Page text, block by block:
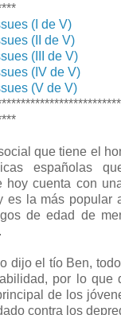
(I de V)
(II de V)
(III de V)
(IV de V)
(V de V)
que tiene el
españolas
hoy cuenta con
es la más popular
de edad de
dijo el tío Ben,
por lo que
de los
contra los